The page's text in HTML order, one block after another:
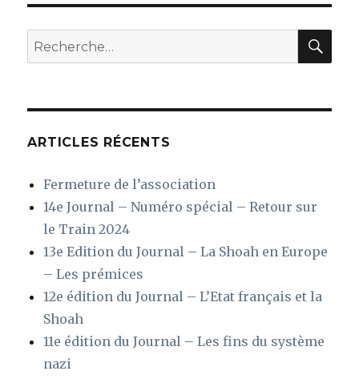
articles
ÉDE
NTE
Recherche
pour
ARTICLES RÉCENTS
Fermeture de l’association
14e Journal – Numéro spécial – Retour sur
le Train 2024
13e Edition du Journal – La Shoah en Europe
– Les prémices
12e édition du Journal – L’Etat français et la
Shoah
11e édition du Journal – Les fins du système
nazi